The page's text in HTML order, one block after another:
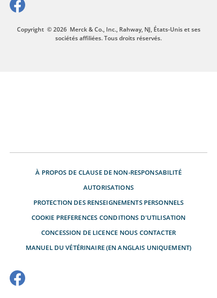
Copyright © 2026 Merck & Co., Inc., Rahway, NJ, États-Unis et ses
sociétés affiliées. Tous droits réservés.
À PROPOS DE CLAUSE DE NON-RESPONSABILITÉ
AUTORISATIONS
PROTECTION DES RENSEIGNEMENTS PERSONNELS
COOKIE PREFERENCES CONDITIONS D'UTILISATION
CONCESSION DE LICENCE NOUS CONTACTER
MANUEL DU VÉTÉRINAIRE (EN ANGLAIS UNIQUEMENT)